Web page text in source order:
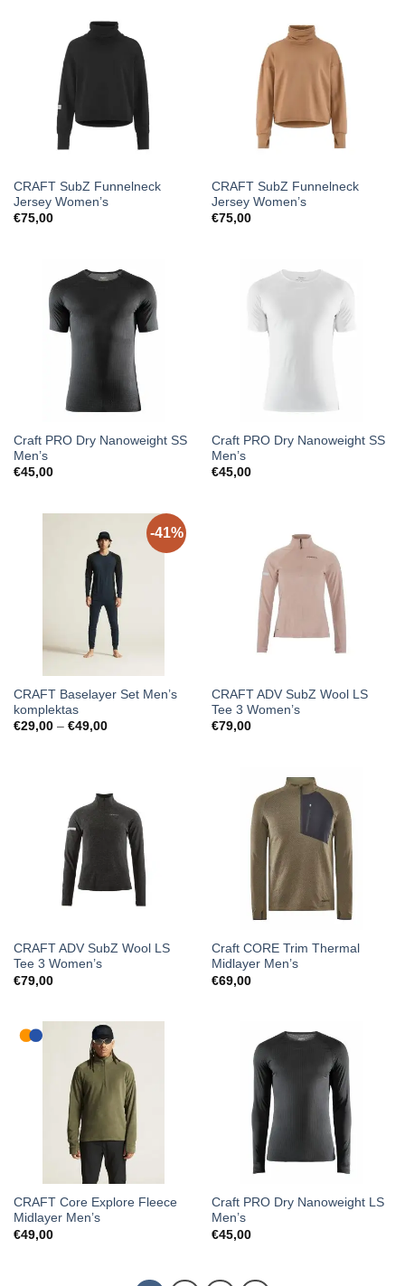
CRAFT SubZ Funnelneck
Jersey Women’s
€75,00
CRAFT SubZ Funnelneck
Jersey Women’s
€75,00
Craft PRO Dry Nanoweight SS
Men’s
€45,00
Craft PRO Dry Nanoweight SS
Men’s
€45,00
-41%
CRAFT Baselayer Set Men’s
komplektas
€29,00 – €49,00Price
CRAFT ADV SubZ Wool LS
Tee 3 Women’s
€79,00
CRAFT ADV SubZ Wool LS
Tee 3 Women’s
€79,00
Craft CORE Trim Thermal
Midlayer Men’s
€69,00
CRAFT Core Explore Fleece
Midlayer Men’s
€49,00
Craft PRO Dry Nanoweight LS
Men’s
€45,00